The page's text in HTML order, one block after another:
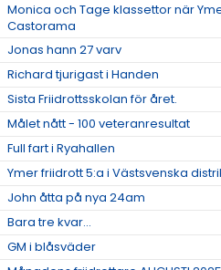
Monica och Tage klassettor när
Castorama
Jonas hann 27 varv
Richard tjurigast i Handen
Sista Friidrottsskolan för året.
Målet nått - 100 veteranresultat
Full fart i Ryahallen
Ymer friidrott 5:a i Västsvenska
John åtta på nya 24am
Bara tre kvar...
GM i blåsväder